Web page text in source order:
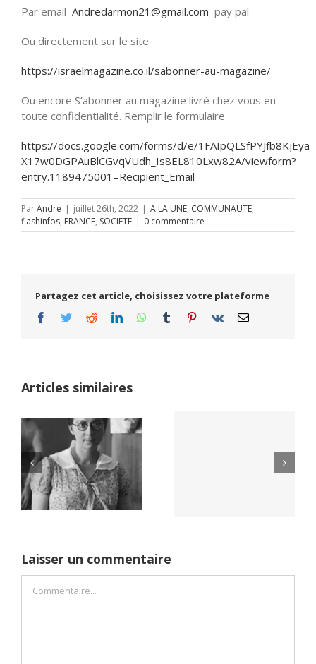
Par email Andredarmon21@gmail.com pay pal
Ou directement sur le site
https://israelmagazine.co.il/sabonner-au-magazine/
Ou encore S’abonner au magazine livré chez vous en
toute confidentialité. Remplir le formulaire
https://docs.google.com/forms/d/e/1FAIpQLSfPYJfb8KjEya-
X17w0DGPAuBlCGvqVUdh_Is8EL810Lxw82A/viewform?
entry.1189475001=Recipient_Email
ParAndre | juillet 26th, 2022 | A LA UNE, COMMUNAUTE,
flashinfos, FRANCE, SOCIETE | 0 commentaire
Partagez cet article, choisissez votre plateforme
Facebook
TwitterRedditLinkedInWhatsApp
Tumblr Pinterest
Vk Email
Articles similaires
Netflix Field of
Dreams (1989)
Yaïr Golan : une
Laisser un commentaire